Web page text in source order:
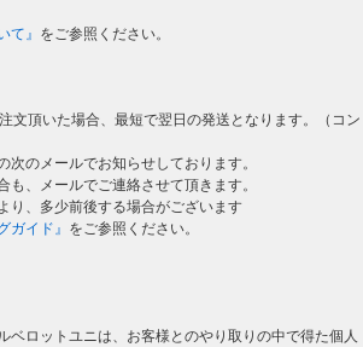
て』 をご参照ください。
文頂いた場合、最短で翌日の発送となります。（コン
次のメールでお知らせしております。
、メールでご連絡させて頂きます。
り、多少前後する場合がございます
ガイド』 をご参照ください。
ベロットユニは、お客様とのやり取りの中で得た個人